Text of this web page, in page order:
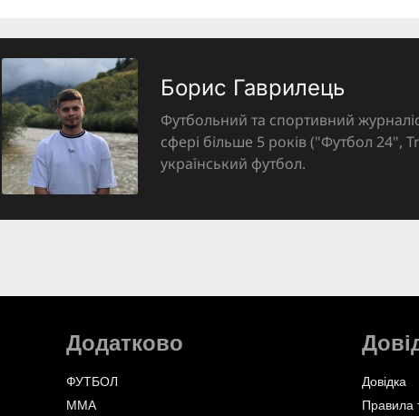
Борис Гаврилець
Футбольний та спортивний
сфері більше 5 років ("Футбол 24",
український футбол.
Додатково
ФУТБОЛ
ММА
Довідка
Правила